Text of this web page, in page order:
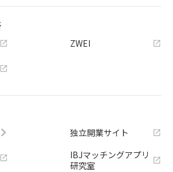
ZWEI
独立開業サイト
IBJマッチングアプリ
研究室